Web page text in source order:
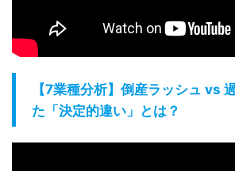
【7業種分析】倒産ラッシュ vs
た「決定的違い」とは？